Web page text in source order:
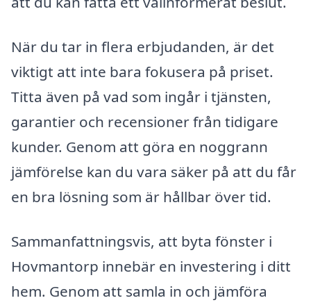
När du tar in flera erbjudanden, är det
viktigt att inte bara fokusera på priset.
Titta även på vad som ingår i tjänsten,
garantier och recensioner från tidigare
kunder. Genom att göra en noggrann
jämförelse kan du vara säker på att du får
en bra lösning som är hållbar över tid.
Sammanfattningsvis, att byta fönster i
Hovmantorp innebär en investering i ditt
hem. Genom att samla in och jämföra